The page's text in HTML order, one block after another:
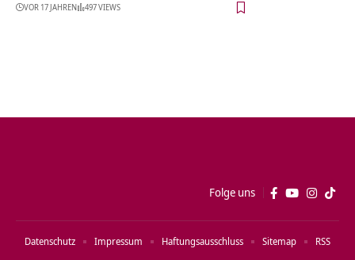
VOR 17 JAHREN 497 VIEWS
Folge uns
Datenschutz Impressum Haftungsausschluss Sitemap RSS